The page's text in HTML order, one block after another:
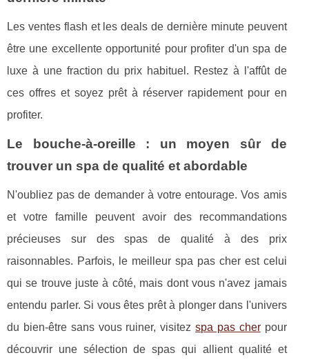
Les ventes flash et les deals de dernière minute peuvent
être une excellente opportunité pour profiter d'un spa de
luxe à une fraction du prix habituel. Restez à l'affût de
ces offres et soyez prêt à réserver rapidement pour en
profiter.
Le bouche-à-oreille : un moyen sûr de
trouver un spa de qualité et abordable
N'oubliez pas de demander à votre entourage. Vos amis
et votre famille peuvent avoir des recommandations
précieuses sur des spas de qualité à des prix
raisonnables. Parfois, le meilleur spa pas cher est celui
qui se trouve juste à côté, mais dont vous n'avez jamais
entendu parler. Si vous êtes prêt à plonger dans l'univers
du bien-être sans vous ruiner, visitezspa pas cherpour
découvrir une sélection de spas qui allient qualité et